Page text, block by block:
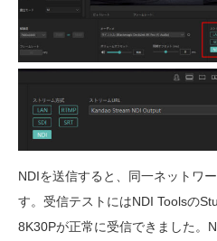
NDIを送信すると、同一ネットワ
す。受信テストにはNDI Toolsの
8K30Pが正常に受信できました。